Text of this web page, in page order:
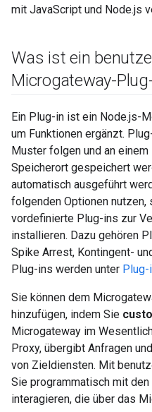
mit JavaScript und Node.js
Was ist ein
Microgateway-
Ein Plug-in ist ein Node.js-
um Funktionen ergänzt.
Muster folgen und an
Speicherort gespeichert
automatisch ausgeführt
folgenden Optionen nutzen,
vordefinierte Plug-ins zur
installieren. Dazu gehören
Spike Arrest, Kontingent-
Plug-ins werden unter Plug-
Sie können dem
hinzufügen, indem Sie
Microgateway im
Proxy, übergibt Anfragen
von Zieldiensten. Mit
Sie programmatisch mit
interagieren, die über das